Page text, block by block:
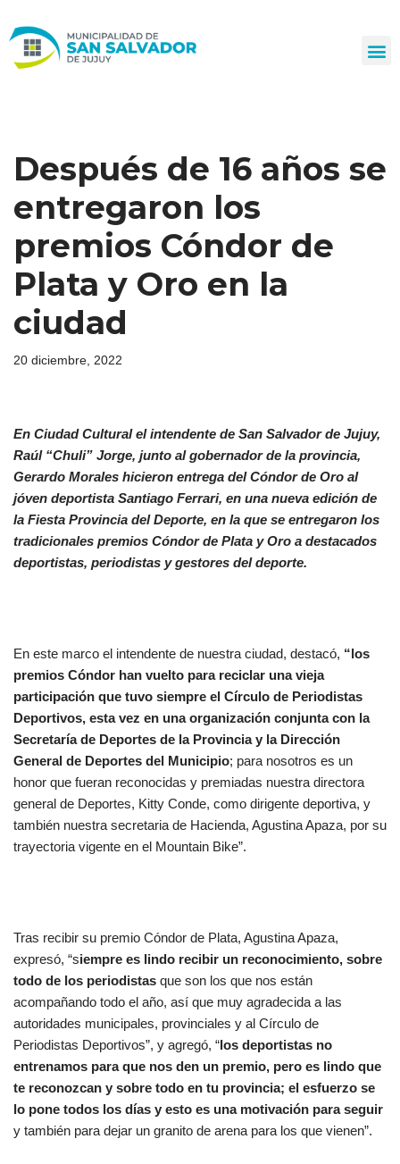
al
Después de 16 años se
entregaron los
premios Cóndor de
Plata y Oro en la
ciudad
20 diciembre, 2022
En Ciudad Culturalel intendente de San Salvador de Jujuy,
Raúl “Chuli” Jorge, junto al gobernador de la provincia,
Gerardo Morales hicieron entrega del Cóndor de Oro al
jóven deportista Santiago Ferrari, en una nueva edición de
la Fiesta Provincia del Deporte, en la que se entregaron los
tradicionales premios Cóndor de Plata y Oro a destacados
deportistas, periodistas y gestores del deporte.
En este marco el intendente de nuestra ciudad, destacó, “los
premios Cóndor han vuelto para reciclar una vieja
participación que tuvo siempre el Círculo de Periodistas
Deportivos, esta vez en una organización conjunta con la
Secretaría de Deportes de la Provincia y la Dirección
General de Deportes del Municipio; para nosotros es un
honor que fueran reconocidas y premiadas nuestra directora
general de Deportes, Kitty Conde, como dirigente deportiva, y
también nuestra secretaria de Hacienda, Agustina Apaza, por su
trayectoria vigente en el Mountain Bike”.
Tras recibir su premio Cóndor de Plata, Agustina Apaza,
expresó, “siempre es lindo recibir un reconocimiento, sobre
todo de los periodistas que son los que nos están
acompañando todo el año, así que muy agradecida a las
autoridades municipales, provinciales y al Círculo de
Periodistas Deportivos”, y agregó, “los deportistas no
entrenamos para que nos den un premio, pero es lindo que
te reconozcan y sobre todo en tu provincia; el esfuerzo se
lo pone todos los días y esto es una motivación para seguir
y también para dejar un granito de arena para los que vienen”.